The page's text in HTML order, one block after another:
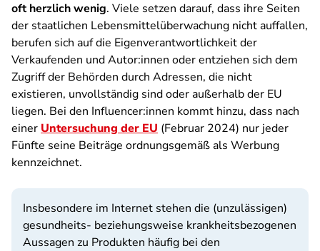
oft herzlich wenig. Viele setzen darauf, dass ihre Seiten
der staatlichen Lebensmittelüberwachung nicht auffallen,
berufen sich auf die Eigenverantwortlichkeit der
Verkaufenden und Autor:innen oder entziehen sich dem
Zugriff der Behörden durch Adressen, die nicht
existieren, unvollständig sind oder außerhalb der EU
liegen. Bei den Influencer:innen kommt hinzu, dass nach
einer Untersuchung der EU (Februar 2024) nur jeder
Fünfte seine Beiträge ordnungsgemäß als Werbung
kennzeichnet.
Insbesondere im Internet stehen die (unzulässigen)
gesundheits- beziehungsweise krankheitsbezogenen
Aussagen zu Produkten häufig bei den